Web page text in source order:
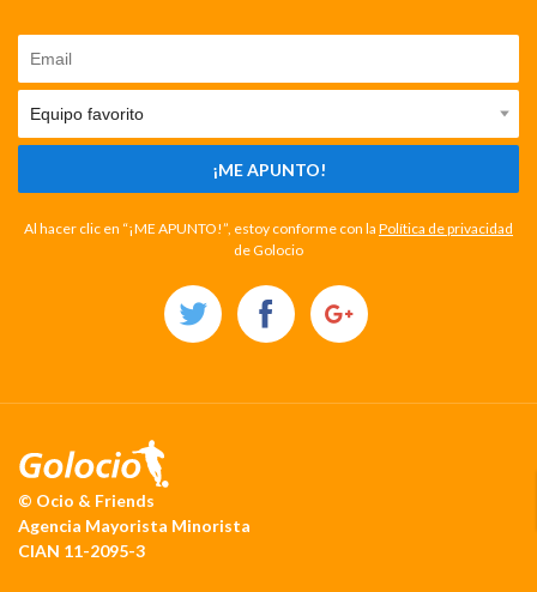
¡ME APUNTO!
Al hacer clic en “¡ME APUNTO!”, estoy conforme con la Política de privacidad
de Golocio
© Ocio & Friends
Agencia Mayorista Minorista
CIAN 11-2095-3